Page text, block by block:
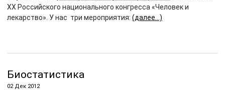
XX Российского национального конгресса «Человек и
лекарство». У нас три мероприятия: (далее…)
Биостатистика
02 Дек 2012